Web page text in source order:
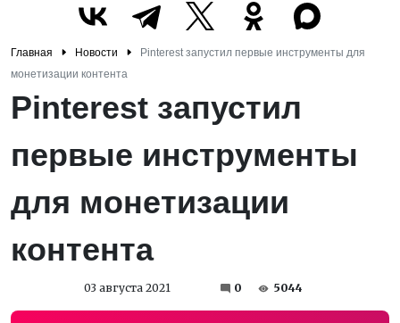
Главная Новости
Pinterest запустил первые инструменты для
монетизации контента
Pinterest запустил
первые инструменты
для монетизации
контента
03 августа 2021 0 5044